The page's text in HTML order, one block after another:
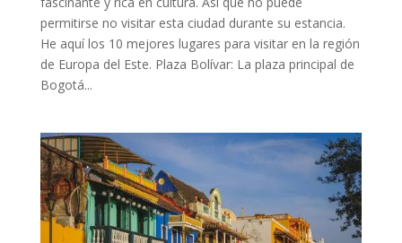
permitirse no visitar esta ciudad durante su estancia.
He aquí los 10 mejores lugares para visitar en la región
de Europa del Este. Plaza Bolívar: La plaza principal de
Bogotá...